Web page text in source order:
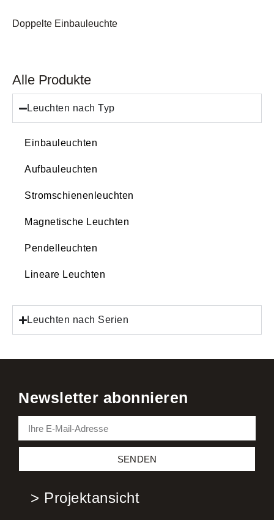
Alle Produkte
Leuchten nach Typ
Einbauleuchten
Aufbauleuchten
Stromschienenleuchten
Magnetische Leuchten
Pendelleuchten
Lineare Leuchten
Leuchten nach Serien
Doppelte Einbauleuchte
Newsletter abonnieren
SENDEN
> Projektansicht